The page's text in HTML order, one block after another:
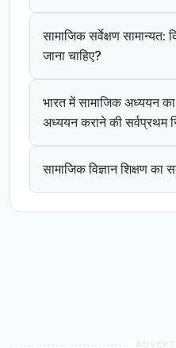
सामाजिक सर्वेक्षण
जाना चाहिए?
भारत में सामाजिक अध्ययन
अध्ययन कराने की सर्वप्रथम
सामाजिक विज्ञान शिक्षण का